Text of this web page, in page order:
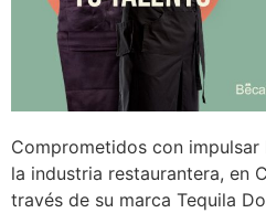
Comprometidos con
la industria restaurantera, en
través de su marca Tequila